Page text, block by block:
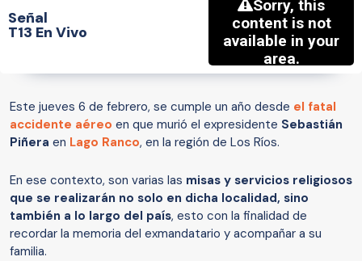
Señal
T13 En Vivo
Este jueves 6 de febrero, se cumple un año desde el fatal
accidente aéreo en que murió el expresidente Sebastián
Piñera en Lago Ranco, en la región de Los Ríos.
En ese contexto, son varias las misas y servicios religiosos
que se realizarán no solo en dicha localidad, sino
también a lo largo del país, esto con la finalidad de
recordar la memoria del exmandatario y acompañar a su
familia.